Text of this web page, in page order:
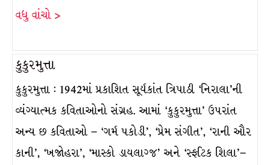
વધુ વાંચો >
કુકુરમુત્તા
કુકુરમુત્તા : 1942માં પ્રકાશિત સૂર્યકાંત ત્રિપાઠી ‘નિરાલા’ની
વ્યંગ્યાત્મક કવિતાઓનો સંગ્રહ. આમાં ‘કુકુરમુત્તા’ ઉપરાંત
અન્ય છ કવિતાઓ – ‘ગર્મ પકોડી’, ‘પ્રેમ સંગીત’, ‘રાની ઔર
કાની’, ‘ખજોહરા’, ‘માસ્કો ડાયલાગ્જ’ અને ‘સ્ફટિક શિલા’–